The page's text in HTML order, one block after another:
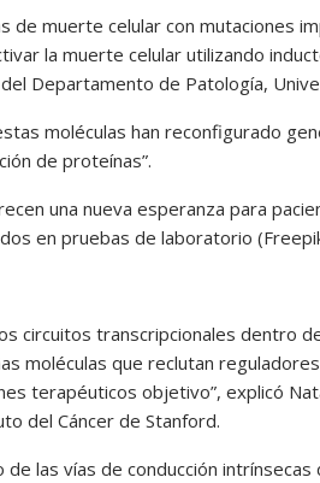
de muerte celular con mutaciones
la muerte celular utilizando
Departamento de Patología,
moléculas han reconfigurado
de proteínas”.
una nueva esperanza para
en pruebas de laboratorio
circuitos transcripcionales dentro
moléculas que reclutan
terapéuticos objetivo”, explicó
del Cáncer de Stanford.
de las vías de conducción